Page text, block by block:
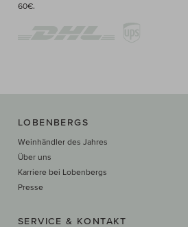
60€.
LOBENBERGS
Weinhändler des Jahres
Über uns
Karriere bei Lobenbergs
Presse
SERVICE & KONTAKT